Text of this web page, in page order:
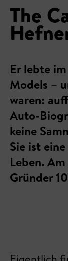
The
Er lebte
Models –
waren:
Auto-
keine
Sie ist
Leben.
Gründer